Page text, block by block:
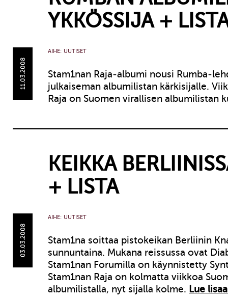
YKKÖSSIJA +
11.03.2008
AIHE: UUTISET
Stam1nan Raja-albumi nousi Rumba-
julkaiseman albumilistan kärkisijalle.
Raja on Suomen virallisen albumilistan
KEIKKA
+ LISTA
03.03.2008
AIHE: UUTISET
Stam1na soittaa pistokeikan Berliinin
sunnuntaina. Mukana reissussa ovat
Stam1nan Forumilla on käynnistetty
Stam1nan Raja on kolmatta viikkoa
albumilistalla, nyt sijalla kolme. Lue